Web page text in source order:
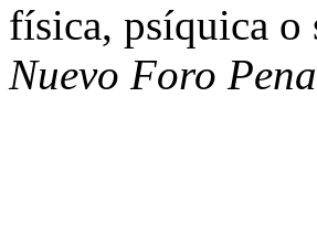
física, psíquica o
Nuevo Foro